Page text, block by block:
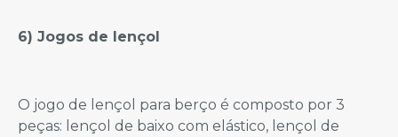
6) Jogos de lençol
O jogo de lençol para berço é composto por 3
peças: lençol de baixo com elástico, lençol de